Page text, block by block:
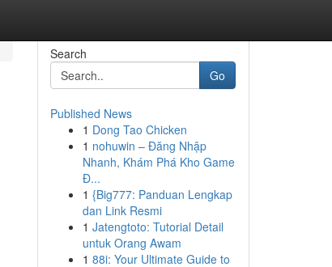
Search
Go
Published News
1 Dong Tao Chicken
1 nohuwin – Đăng Nhập
Nhanh, Khám Phá Kho Game
Đ...
1 {Big777: Panduan Lengkap
dan Link Resmi
1 Jatengtoto: Tutorial Detail
untuk Orang Awam
1 88i: Your Ultimate Guide to